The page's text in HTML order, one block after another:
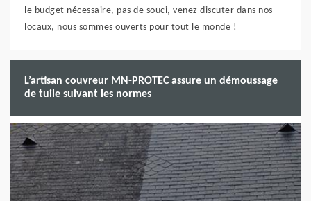
le budget nécessaire, pas de souci, venez discuter dans nos
locaux, nous sommes ouverts pour tout le monde !
L’artisan couvreur MN-PROTEC assure un démoussage
de tuile suivant les normes